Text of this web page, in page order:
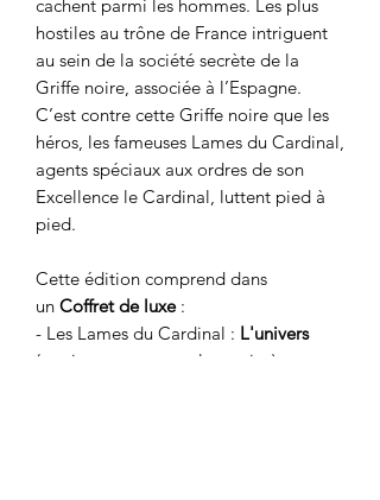
cachent parmi les hommes. Les plus
hostiles au trône de France intriguent
au sein de la société secrète de la
Griffe noire, associée à l’Espagne.
C’est contre cette Griffe noire que les
héros, les fameuses Lames du Cardinal,
agents spéciaux aux ordres de son
Excellence le Cardinal, luttent pied à
pied.
Cette édition comprend dans
un Coffret de luxe:
- Les Lames du Cardinal : L'univers
(version couverture alternative)